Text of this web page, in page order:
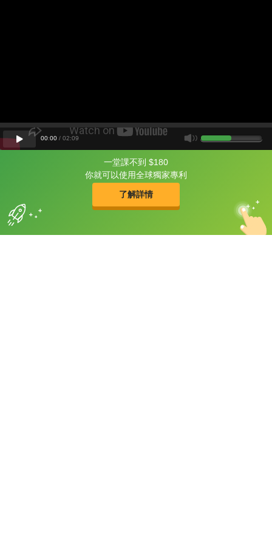
一堂課不到 $180
你就可以使用全球獨家專利
了解詳情
片尾有
攻其不背
的品牌故事
00:00 / 02:09